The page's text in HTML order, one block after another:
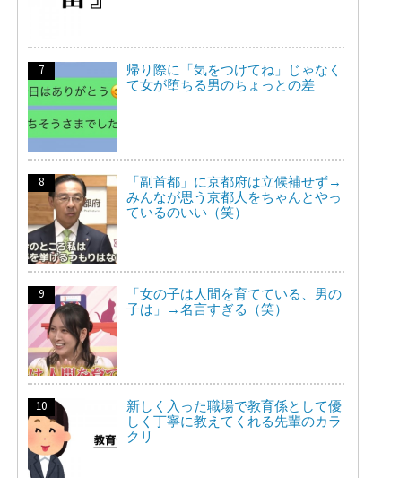
帰り際に「気をつけてね」じゃなく
て女が堕ちる男のちょっとの差
「副首都」に京都府は立候補せず→
みんなが思う京都人をちゃんとやっ
ているのいい（笑）
「女の子は人間を育てている、男の
子は」→名言すぎる（笑）
新しく入った職場で教育係として優
しく丁寧に教えてくれる先輩のカラ
クリ